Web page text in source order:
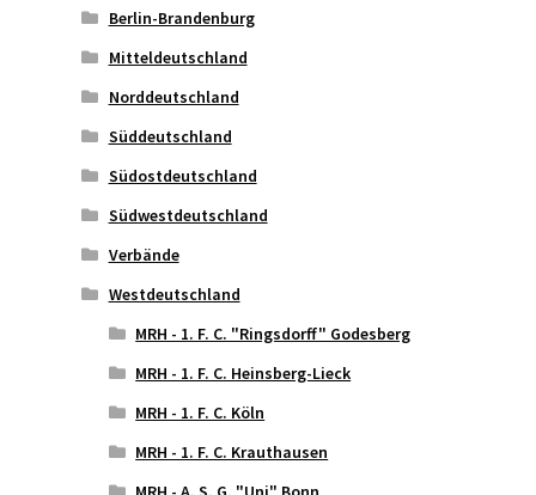
Berlin-Brandenburg
Mitteldeutschland
Norddeutschland
Süddeutschland
Südostdeutschland
Südwestdeutschland
Verbände
Westdeutschland
MRH - 1. F. C. "Ringsdorff" Godesberg
MRH - 1. F. C. Heinsberg-Lieck
MRH - 1. F. C. Köln
MRH - 1. F. C. Krauthausen